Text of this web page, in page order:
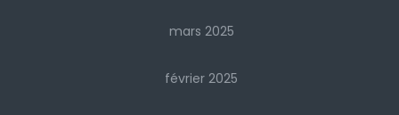
mars 2025
février 2025